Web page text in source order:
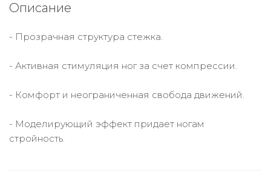
Описание
- Прозрачная структура стежка.
- Активная стимуляция ног за счет компрессии.
- Комфорт и неограниченная свобода движений.
- Моделирующий эффект придает ногам
стройность.